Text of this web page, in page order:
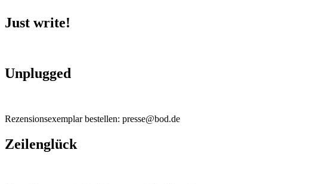
Just write!
Unplugged
Rezensionsexemplar bestellen: presse@bod.de
Zeilenglück